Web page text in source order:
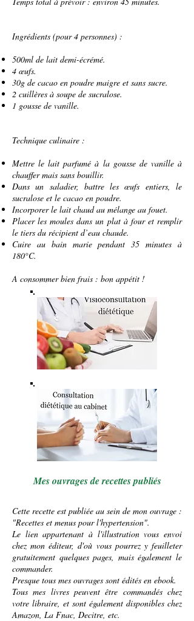
Ingrédients (pour 4 personnes) :
500ml de lait demi-écrémé.
4 œufs.
30g de cacao en poudre maigre et sans sucre.
2 cuillères à soupe de sucralose.
1 gousse de vanille.
Technique culinaire :
Mettre le lait parfumé à la gousse de vanille à
chauffer mais sans bouillir.
Dans un saladier, battre les œufs entiers, le
sucralose et le cacao en poudre.
Incorporer le lait chaud au mélange au fouet.
Placer les moules dans un plat à four et remplir
le tiers du récipient d’eau chaude.
Cuire au bain marie pendant 35 minutes à
180°C.
A consommer bien frais : bon appétit !
Mes ouvrages de recettes publiés
Cette recette est publiée au sein de mon ouvrage :
"Recettes et menus pour l'hypertension".
Le lien appartenant à l'illustration vous envoi
chez mon éditeur, d'où vous pourrez y feuilleter
gratuitement quelques pages, mais également le
commander.
Presque tous mes ouvrages sont édités en ebook.
Tous mes livres peuvent être commandés chez
votre libraire, et sont également disponibles chez
Amazon, La Fnac, Decitre, etc.